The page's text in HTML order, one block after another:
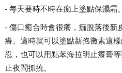
- 每天要時不時在痂上塗點保濕霜。
- 傷口癒合時會很癢，痂脫落後新
癢。這時就可以塗點新孢黴素這
忍，也可以用點苯海拉明止癢膏
止夜間抓撓。